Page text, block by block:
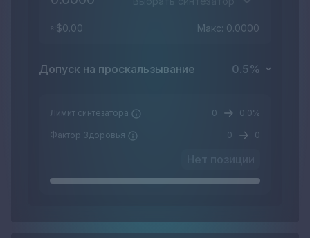
≈$0.00 Макс: 0.0000
Допуск на проскальзывание 0.5%
Лимит синтезатора 0 0.0%
Фактор Здоровья 0 0